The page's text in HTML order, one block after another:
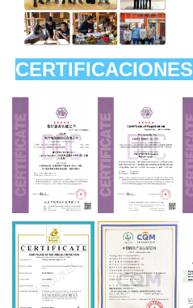
CERTIFICACIONES